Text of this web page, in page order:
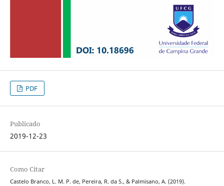
PDF
Publicado
2019-12-23
Como Citar
Castelo Branco, L. M. P. de, Pereira, R. da S., & Palmisano, A. (2019).